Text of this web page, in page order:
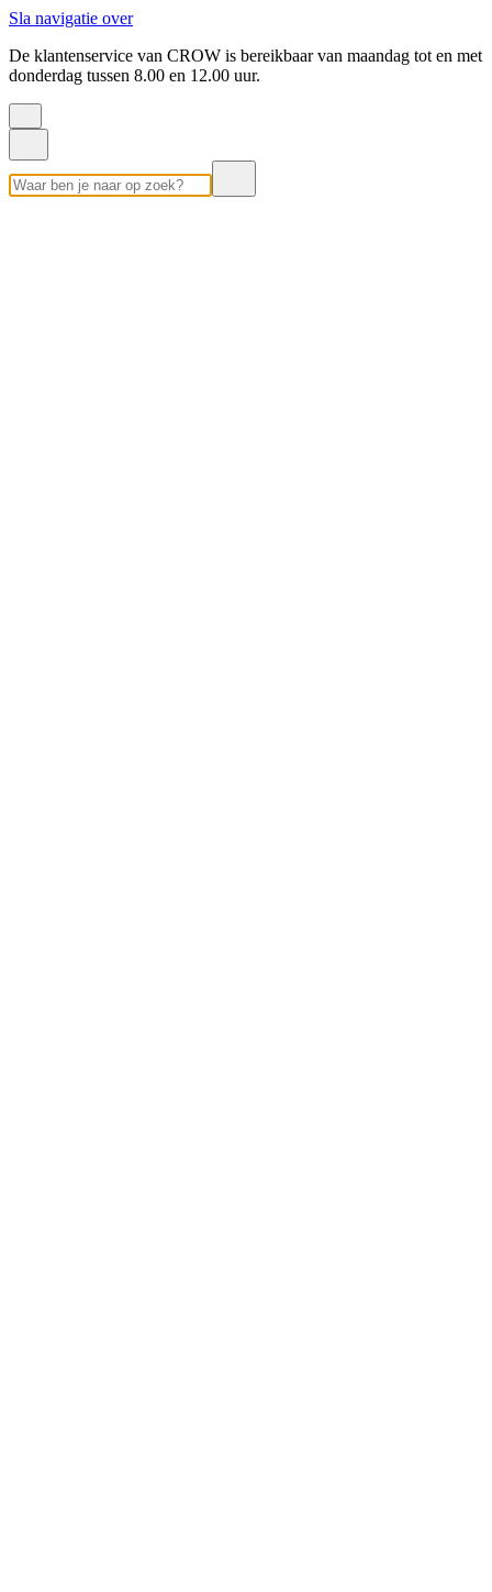
Sla navigatie over
De klantenservice van CROW is bereikbaar van maandag tot en met
donderdag tussen 8.00 en 12.00 uur.